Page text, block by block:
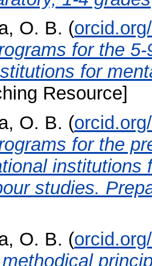
О. В. (
for the
for
Resource]
О. В. (
for the
studies.
О. В. (